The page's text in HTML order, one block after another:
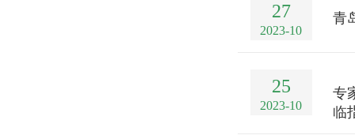
27
2023-10
青
25
2023-10
专
临